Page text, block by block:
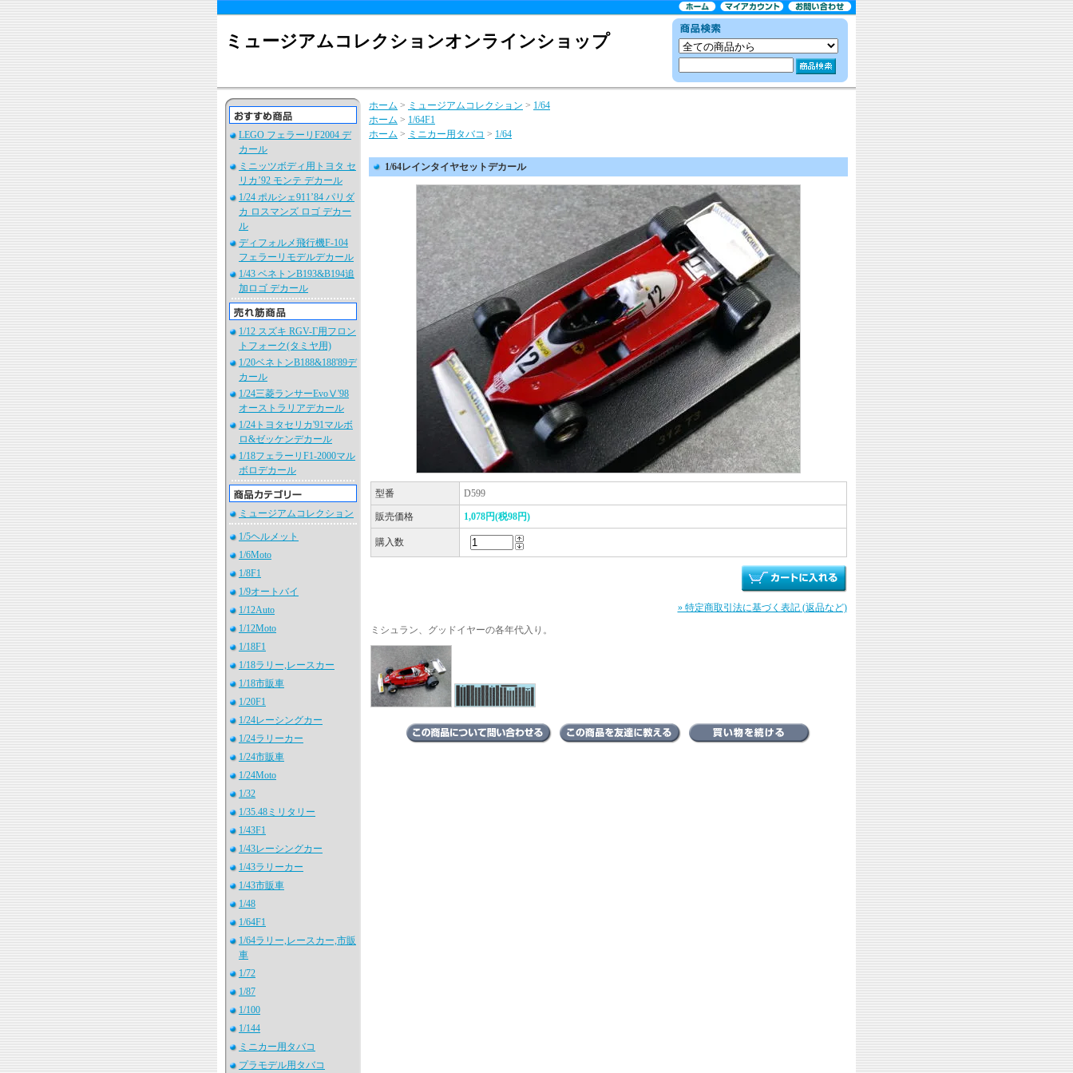
ミュージアムコレクションオンラインショップ
LEGO フェラーリF2004 デ
カール
ミニッツボディ用トヨタ セ
リカ’92 モンテ デカール
1/24 ポルシェ911’84 パリダ
カ ロスマンズ ロゴ デカー
ル
ディフォルメ飛行機F-104
フェラーリモデルデカール
1/43 ベネトンB193&B194追
加ロゴ デカール
1/12 スズキ RGV-Γ用フロン
トフォーク(タミヤ用)
1/20ベネトンB188&188'89デ
カール
1/24三菱ランサーEvoⅤ'98
オーストラリアデカール
1/24トヨタセリカ'91マルボ
ロ&ゼッケンデカール
1/18フェラーリF1-2000マル
ボロデカール
ミュージアムコレクション
1/5ヘルメット
1/6Moto
1/8F1
1/9オートバイ
1/12Auto
1/12Moto
1/18F1
1/18ラリー,レースカー
1/18市販車
1/20F1
1/24レーシングカー
1/24ラリーカー
1/24市販車
1/24Moto
1/32
1/35.48ミリタリー
1/43F1
1/43レーシングカー
1/43ラリーカー
1/43市販車
1/48
1/64F1
1/64ラリー,レースカー,市販
車
1/72
1/87
1/100
1/144
ミニカー用タバコ
プラモデル用タバコ
ホーム > ミュージアムコレクション > 1/64
ホーム > 1/64F1
ホーム > ミニカー用タバコ > 1/64
1/64レインタイヤセットデカール
型番 D599
販売価格 1,078円(税98円)
購入数
» 特定商取引法に基づく表記 (返品など)
ミシュラン、グッドイヤーの各年代入り。